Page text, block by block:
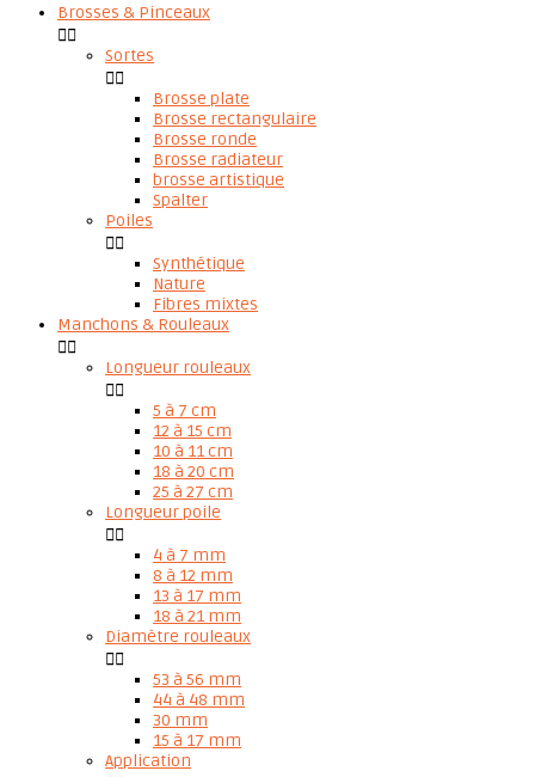
Brosses & Pinceaux

Sortes

Brosse plate
Brosse rectangulaire
Brosse ronde
Brosse radiateur
brosse artistique
Spalter
Poiles

Synthétique
Nature
Fibres mixtes
Manchons & Rouleaux

Longueur rouleaux

5 à 7 cm
12 à 15 cm
10 à 11 cm
18 à 20 cm
25 à 27 cm
Longueur poile

4 à 7 mm
8 à 12 mm
13 à 17 mm
18 à 21 mm
Diamètre rouleaux

53 à 56 mm
44 à 48 mm
30 mm
15 à 17 mm
Application